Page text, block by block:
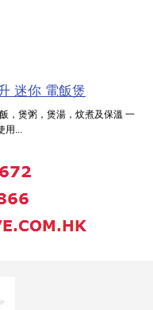
迷你 電飯煲
，煲粥，煲湯，炆煮及保溫 一
...